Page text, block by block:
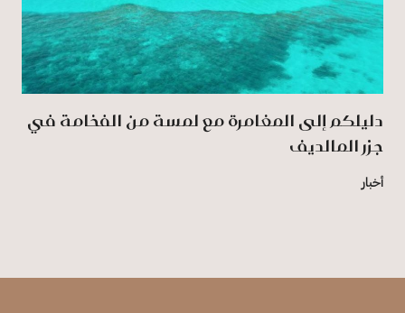
دليلكم إلى المغامرة مع لمسة من الفخامة في
جزر المالديف
أخبار